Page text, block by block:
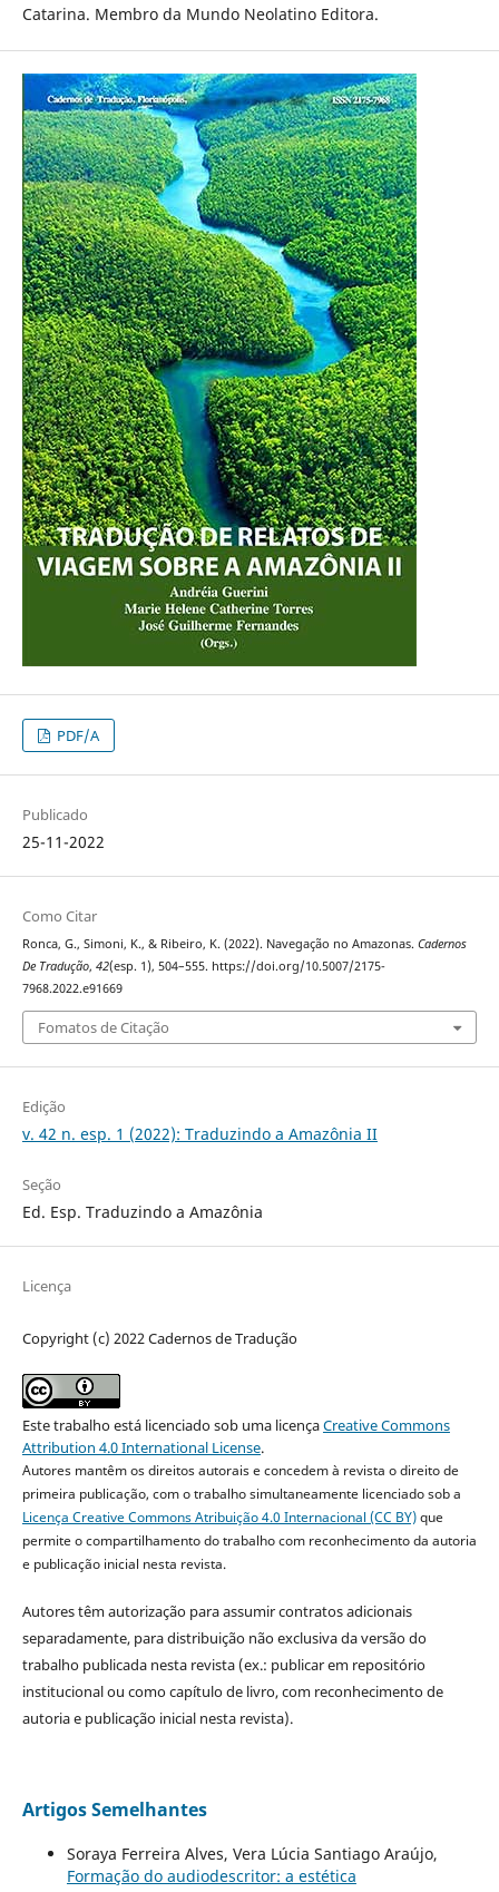
Catarina. Membro da Mundo Neolatino Editora.
PDF/A
Publicado
25-11-2022
Como Citar
Ronca, G., Simoni, K., & Ribeiro, K. (2022). Navegação no Amazonas. Cadernos
De Tradução, 42(esp. 1), 504–555. https://doi.org/10.5007/2175-
7968.2022.e91669
Fomatos de Citação
Edição
v. 42 n. esp. 1 (2022): Traduzindo a Amazônia II
Seção
Ed. Esp. Traduzindo a Amazônia
Licença
Copyright (c) 2022 Cadernos de Tradução
Este trabalho está licenciado sob uma licençaCreative Commons
Attribution 4.0 International License.
Autores mantêm os direitos autorais e concedem à revista o direito de
primeira publicação, com o trabalho simultaneamente licenciado sob a
Licença Creative Commons Atribuição 4.0 Internacional (CC BY)que
permite o compartilhamento do trabalho com reconhecimento da autoria
e publicação inicial nesta revista.
Autores têm autorização para assumir contratos adicionais
separadamente, para distribuição não exclusiva da versão do
trabalho publicada nesta revista (ex.: publicar em repositório
institucional ou como capítulo de livro, com reconhecimento de
autoria e publicação inicial nesta revista).
Artigos Semelhantes
Soraya Ferreira Alves, Vera Lúcia Santiago Araújo,
Formação do audiodescritor: a estética